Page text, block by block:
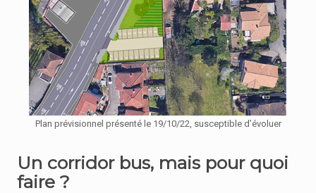
Plan prévisionnel présenté le 19/10/22, susceptible d’évoluer
Un corridor bus, mais pour quoi
faire ?